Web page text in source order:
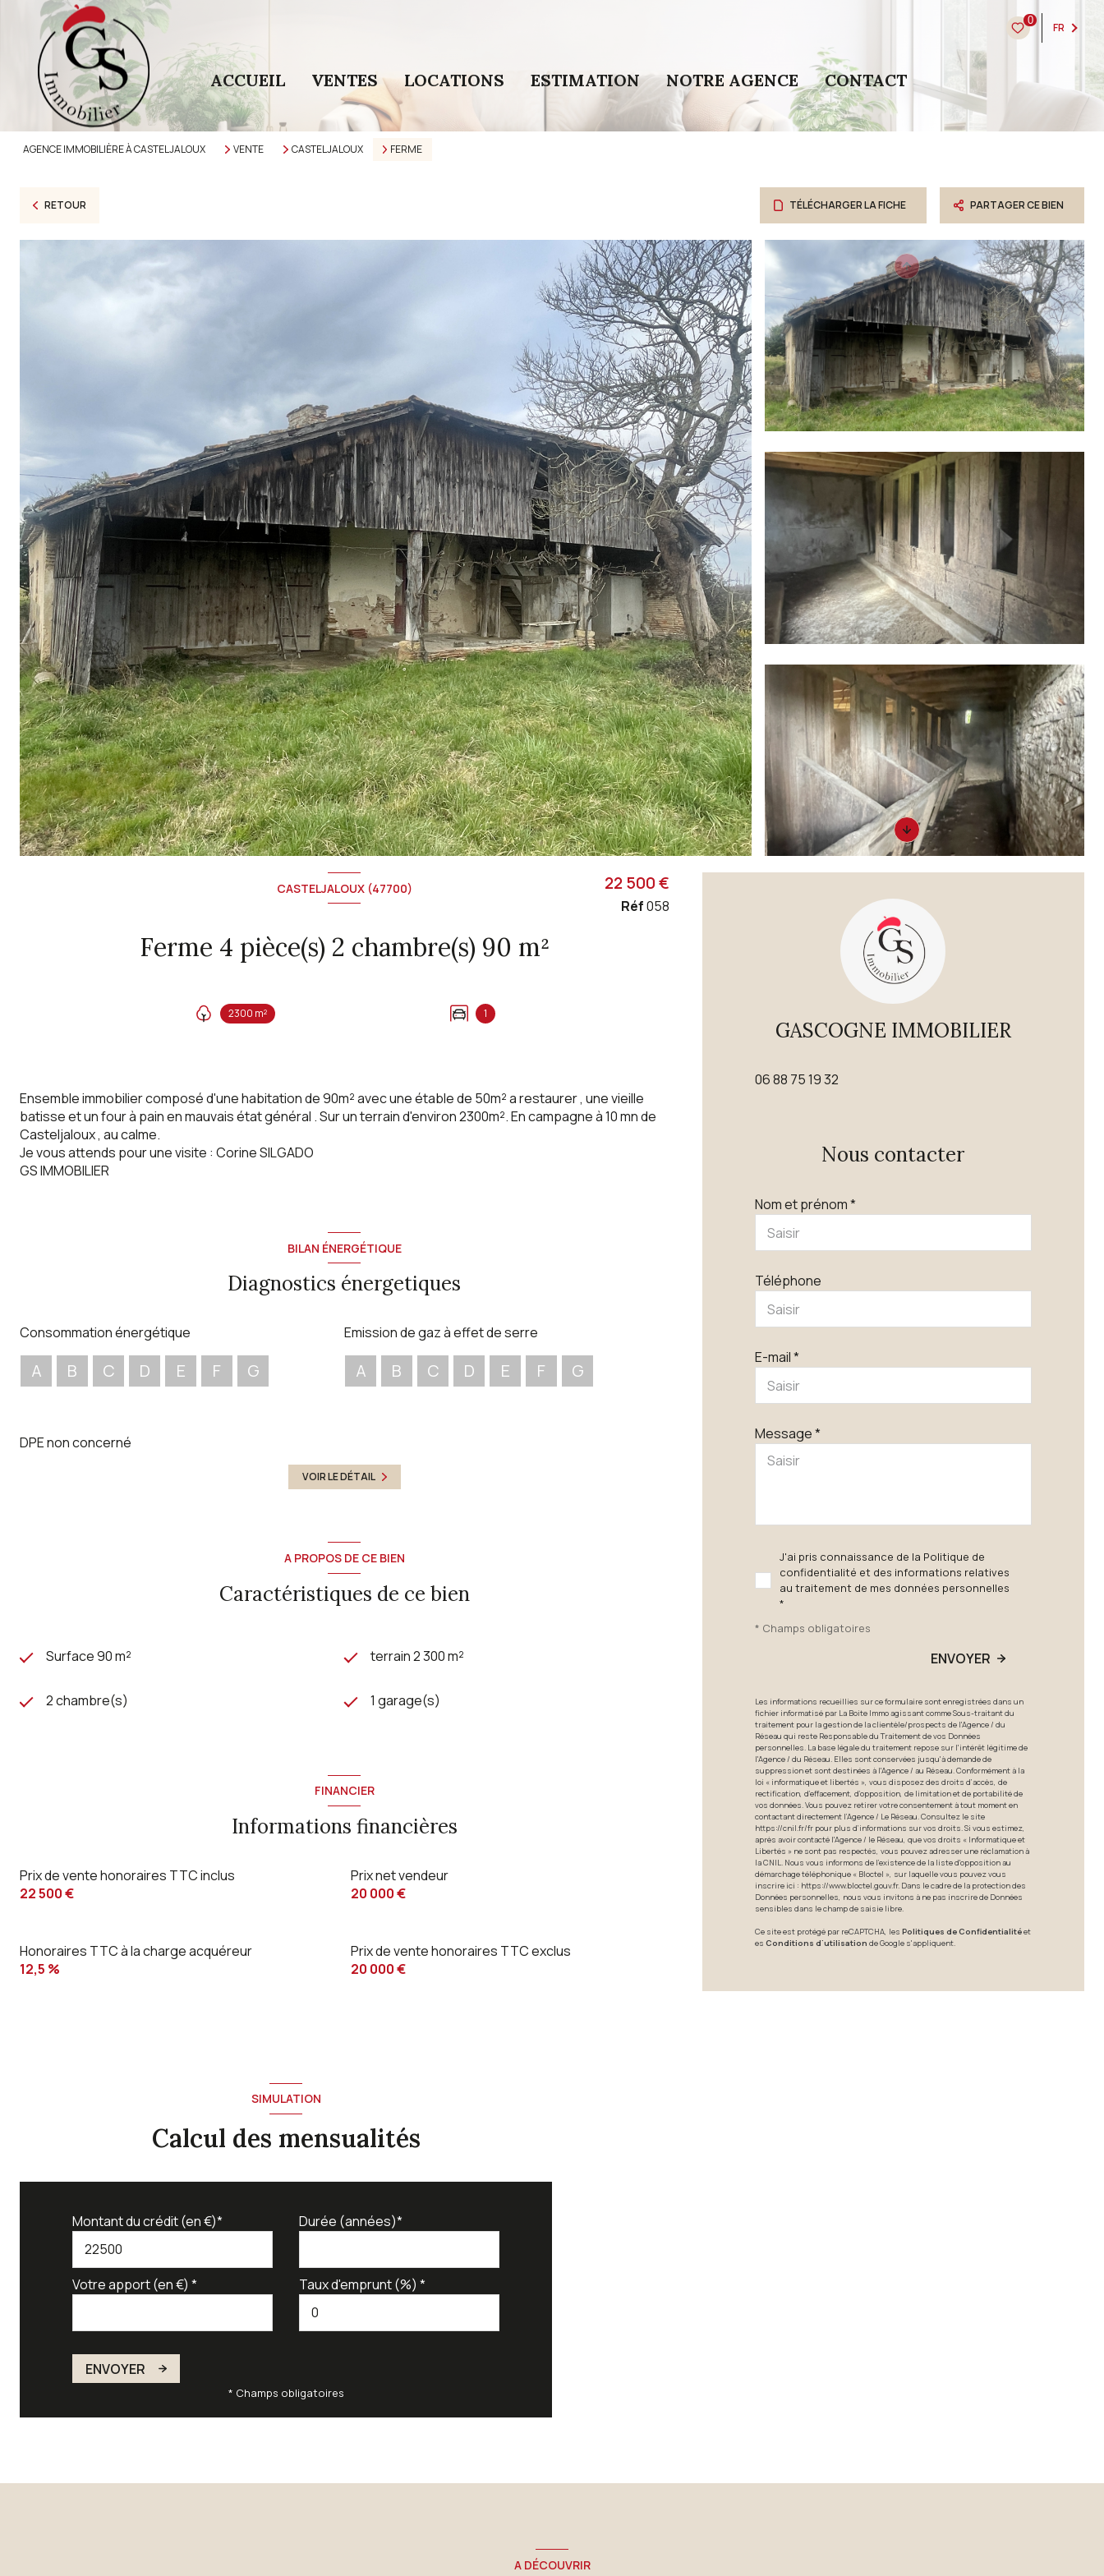
0
FR
ACCUEIL VENTES LOCATIONS ESTIMATION NOTRE AGENCE CONTACT
AGENCE IMMOBILIÈRE À CASTELJALOUX VENTE CASTELJALOUX FERME
RETOUR TÉLÉCHARGER LA FICHE PARTAGER CE BIEN
CASTELJALOUX (47700)
Ferme 4 pièce(s) 2 chambre(s) 90 m²
2300 m² 1
22 500 €
Réf058
Ensemble immobilier composé d'une habitation de 90m² avec une étable de 50m² a restaurer , une vieille
batisse et un four à pain en mauvais état général . Sur un terrain d'environ 2300m². En campagne à 10 mn de
Casteljaloux , au calme.
Je vous attends pour une visite : Corine SILGADO
GS IMMOBILIER
BILAN ÉNERGÉTIQUE
Diagnostics énergetiques
Consommation énergétique
A B C D E F G
Emission de gaz à effet de serre
A B C D E F G
DPE non concerné
VOIR LE DÉTAIL
A PROPOS DE CE BIEN
Caractéristiques de ce bien
Surface 90 m² terrain 2 300 m²
2 chambre(s) 1 garage(s)
FINANCIER
Informations financières
Prix de vente honoraires TTC inclus
22 500 €
Prix net vendeur
20 000 €
Prix de vente honoraires TTC exclus
20 000 €
Honoraires TTC à la charge acquéreur
12,5 %
GASCOGNE IMMOBILIER
06 88 75 19 32
Nous contacter
Nom et prénom *
Téléphone
E-mail *
Message *
J'ai pris connaissance de la Politique de
confidentialité et des informations relatives
au traitement de mes données personnelles
*
* Champs obligatoires
ENVOYER
Les informations recueillies sur ce formulaire sont enregistrées dans un
fichier informatisé par La Boite Immo agissant comme Sous-traitant du
traitement pour la gestion de la clientèle/prospects de l'Agence / du
Réseau qui reste Responsable du Traitement de vos Données
personnelles. La base légale du traitement repose sur l'intérêt légitime de
l'Agence / du Réseau. Elles sont conservées jusqu'à demande de
suppression et sont destinées à l'Agence / au Réseau. Conformément à la
loi « informatique et libertés », vous disposez des droits d’accès, de
rectification, d’effacement, d’opposition, de limitation et de portabilité de
vos données. Vous pouvez retirer votre consentement à tout moment en
contactant directement l’Agence / Le Réseau. Consultez le site
https://cnil.fr/frpour plus d’informations sur vos droits. Si vous estimez,
après avoir contacté l'Agence / le Réseau, que vos droits « Informatique et
Libertés » ne sont pas respectés, vous pouvez adresser une réclamation à
la CNIL. Nous vous informons de l’existence de la liste d'opposition au
démarchage téléphonique « Bloctel », sur laquelle vous pouvez vous
inscrire ici : https://www.bloctel.gouv.fr. Dans le cadre de la protection des
Données personnelles, nous vous invitons à ne pas inscrire de Données
sensibles dans le champ de saisie libre.
Ce site est protégé par reCAPTCHA, les Politiques de Confidentialitéet
es Conditions d'utilisation de Google s'appliquent.
SIMULATION
Calcul des mensualités
Montant du crédit (en €)* Durée (années)*
Votre apport (en €) * Taux d'emprunt (%) *
ENVOYER
* Champs obligatoires
A DÉCOUVRIR